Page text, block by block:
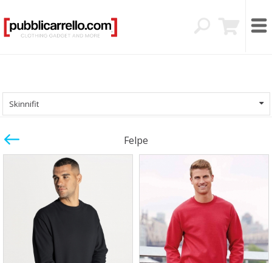
Skinnifit
Felpe